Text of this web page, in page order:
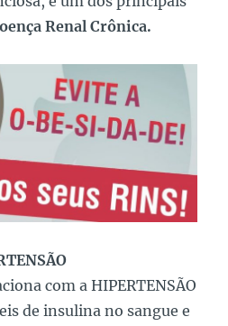
Renal Crônica.
com a HIPERTENSÃO
de insulina no sangue e